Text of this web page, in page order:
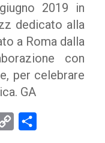
2019 in
dedicato alla
a Roma dalla
con
per celebrare
GA
Copy